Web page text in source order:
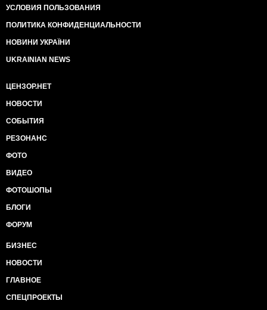
УСЛОВИЯ ПОЛЬЗОВАНИЯ
ПОЛИТИКА КОНФИДЕНЦИАЛЬНОСТИ
НОВИНИ УКРАЇНИ
UKRAINIAN NEWS
ЦЕНЗОР.НЕТ
НОВОСТИ
СОБЫТИЯ
РЕЗОНАНС
ФОТО
ВИДЕО
ФОТОШОПЫ
БЛОГИ
ФОРУМ
БИЗНЕС
НОВОСТИ
ГЛАВНОЕ
СПЕЦПРОЕКТЫ